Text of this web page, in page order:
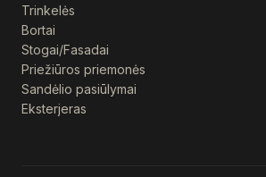
Trinkelės
Bortai
Stogai/Fasadai
Priežiūros priemonės
Sandėlio pasiūlymai
Eksterjeras